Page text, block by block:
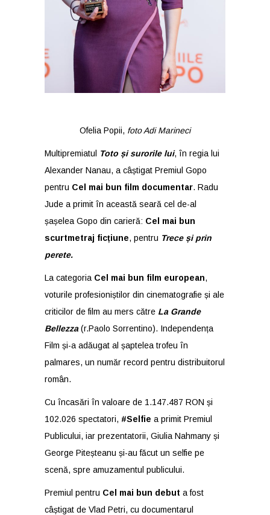
Ofelia Popii, foto Adi Marineci
Multipremiatul Toto și surorile lui, în regia lui
Alexander Nanau, a câștigat Premiul Gopo
pentru Cel mai bun film documentar. Radu
Jude a primit în această seară cel de-al
șașelea Gopo din carieră: Cel mai bun
scurtmetraj ficțiune, pentru Trece și prin
perete.
La categoria Cel mai bun film european,
voturile profesioniștilor din cinematografie și ale
criticilor de film au mers către La Grande
Bellezza(r.Paolo Sorrentino). Independența
Film și-a adăugat al șaptelea trofeu în
palmares, un număr record pentru distribuitorul
român.
Cu încasări în valoare de 1.147.487 RON și
102.026 spectatori, #Selfie a primit Premiul
Publicului, iar prezentatorii, Giulia Nahmany și
George Piteșteanu și-au făcut un selfie pe
scenă, spre amuzamentul publicului.
Premiul pentru Cel mai bun debut a fost
câștigat de Vlad Petri, cu documentarul